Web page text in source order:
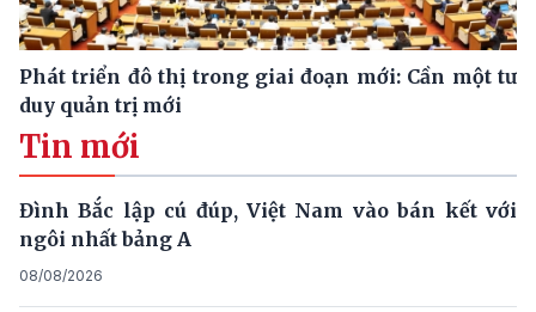
Phát triển đô thị trong giai đoạn mới: Cần một tư
duy quản trị mới
Tin mới
Đình Bắc lập cú đúp, Việt Nam vào bán kết với
ngôi nhất bảng A
08/08/2026